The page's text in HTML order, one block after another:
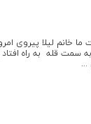
خانم لیلا پیروی